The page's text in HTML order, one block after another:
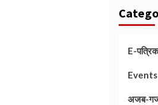
E-
Events
अजब-